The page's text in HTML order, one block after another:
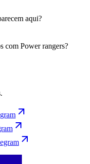
aqui?
com Power rangers?